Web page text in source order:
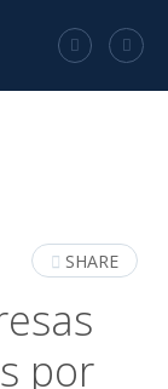
SHARE
por